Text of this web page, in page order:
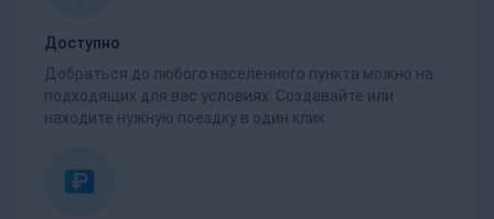
Доступно
Добраться до любого населенного пункта можно на
подходящих для вас условиях. Создавайте или
находите нужную поездку в один клик.